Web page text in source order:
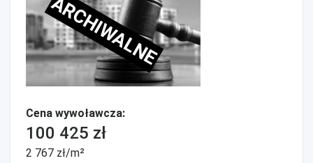
ARCHIWALNE
Cena wywoławcza:
100 425 zł
2 767 zł/m²